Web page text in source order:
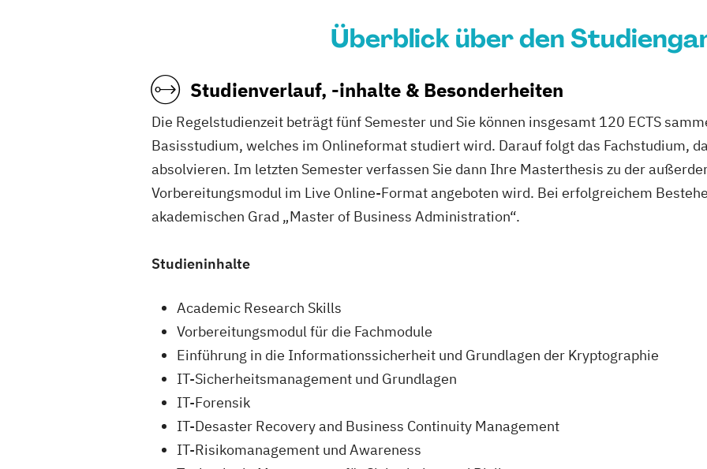
Überblick über den
Studienverlauf, -inhalte & Besonderheiten
Die Regelstudienzeit beträgt fünf Semester und Sie können insgesamt 120 ECTS
Basisstudium, welches im Onlineformat studiert wird. Darauf folgt das Fachstudium,
absolvieren. Im letzten Semester verfassen Sie dann Ihre Masterthesis zu der
Vorbereitungsmodul im Live Online-Format angeboten wird. Bei erfolgreichem
akademischen Grad „Master of Business Administration“.
Studieninhalte
Academic Research Skills
Vorbereitungsmodul für die Fachmodule
Einführung in die Informationssicherheit und Grundlagen der Kryptographie
IT-Sicherheitsmanagement und Grundlagen
IT-Forensik
IT-Desaster Recovery and Business Continuity Management
IT-Risikomanagement und Awareness